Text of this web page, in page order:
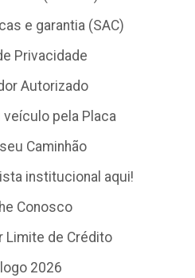
e garantia (SAC)
Privacidade
Autorizado
pela Placa
Caminhão
institucional aqui!
Conosco
Limite de Crédito
2026